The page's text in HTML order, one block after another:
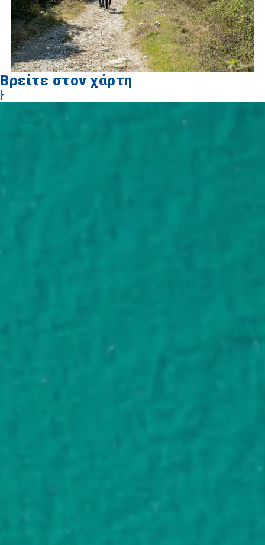
Βρείτε στον χάρτη
}